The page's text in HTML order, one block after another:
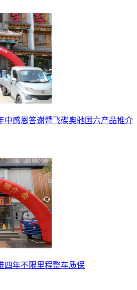
中感恩答谢暨飞碟奥驰国六产品推介
四年不限里程整车质保